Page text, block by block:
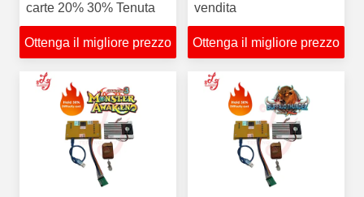
carte 20% 30% Tenuta
Ottenga il migliore prezzo
vendita
Ottenga il migliore prezzo